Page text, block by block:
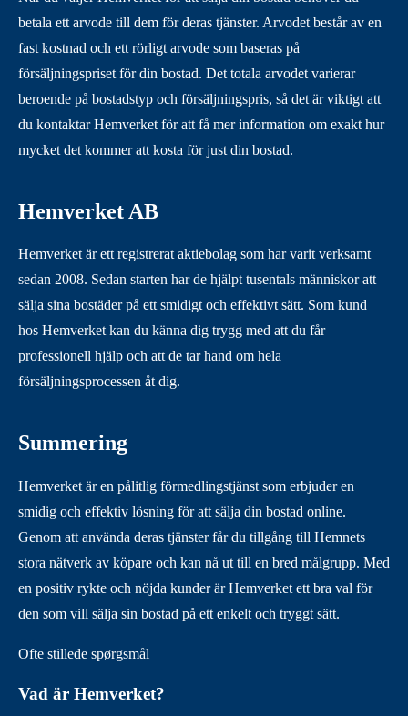
betala ett arvode till dem för deras tjänster. Arvodet består av en
fast kostnad och ett rörligt arvode som baseras på
försäljningspriset för din bostad. Det totala arvodet varierar
beroende på bostadstyp och försäljningspris, så det är viktigt att
du kontaktar Hemverket för att få mer information om exakt hur
mycket det kommer att kosta för just din bostad.
Hemverket AB
Hemverket är ett registrerat aktiebolag som har varit verksamt
sedan 2008. Sedan starten har de hjälpt tusentals människor att
sälja sina bostäder på ett smidigt och effektivt sätt. Som kund
hos Hemverket kan du känna dig trygg med att du får
professionell hjälp och att de tar hand om hela
försäljningsprocessen åt dig.
Summering
Hemverket är en pålitlig förmedlingstjänst som erbjuder en
smidig och effektiv lösning för att sälja din bostad online.
Genom att använda deras tjänster får du tillgång till Hemnets
stora nätverk av köpare och kan nå ut till en bred målgrupp. Med
en positiv rykte och nöjda kunder är Hemverket ett bra val för
den som vill sälja sin bostad på ett enkelt och tryggt sätt.
Ofte stillede spørgsmål
Vad är Hemverket?